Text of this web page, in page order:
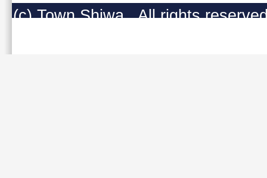
(c) Town Shiwa , All rights